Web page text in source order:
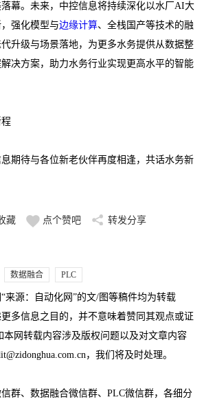
。未来，中控信息将持续深化以水厂AI大
强化模型与边缘计算、全栈国产等技术的融
升级与场景落地，为更多水务提供从数据整
决方案，助力水务行业实现更高水平的智能
待与各位新老伙伴再度相逢，共话水务新
藏 点个赞吧 转发分享
数据融合 PLC
来源：自动化网”的文/图等稿件均为转载
多信息之目的，并不意味着赞同其观点或证
本网转载内容涉及版权问题以及对文章内容
，我们将及时处理。
群、数据融合微信群、PLC微信群，各细分